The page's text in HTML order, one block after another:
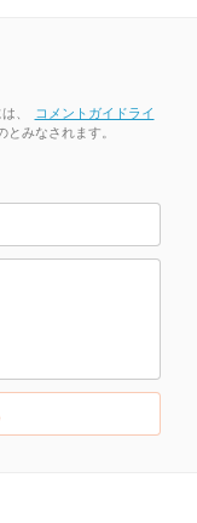
、
コメントガイドライ
とみなされます。